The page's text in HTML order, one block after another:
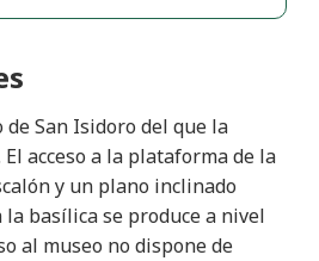
San Isidoro del que la
acceso a la plataforma de la
y un plano inclinado
la basílica se produce a nivel
al museo no dispone de